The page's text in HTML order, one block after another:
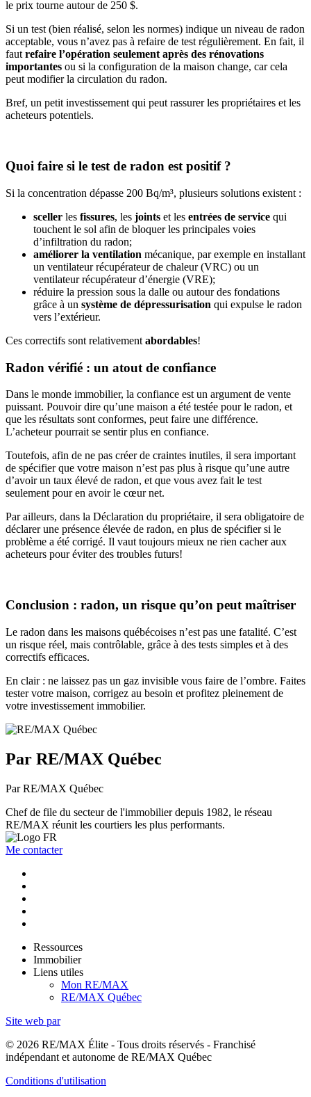
le prix tourne autour de 250 $.
Si un test (bien réalisé, selon les normes) indique un niveau de radon
acceptable, vous n’avez pas à refaire de test régulièrement. En fait, il
faut refaire l’opération seulement après des rénovations
importantes ou si la configuration de la maison change, car cela
peut modifier la circulation du radon.
Bref, un petit investissement qui peut rassurer les propriétaires et les
acheteurs potentiels.
Quoi faire si le test de radon est positif ?
Si la concentration dépasse 200 Bq/m³, plusieurs solutions existent :
sceller les fissures, les joints et les entrées de service qui
touchent le sol afin de bloquer les principales voies
d’infiltration du radon;
améliorer la ventilation mécanique, par exemple en installant
un ventilateur récupérateur de chaleur (VRC) ou un
ventilateur récupérateur d’énergie (VRE);
réduire la pression sous la dalle ou autour des fondations
grâce à un système de dépressurisation qui expulse le radon
vers l’extérieur.
Ces correctifs sont relativement abordables!
Radon vérifié : un atout de confiance
Dans le monde immobilier, la confiance est un argument de vente
puissant. Pouvoir dire qu’une maison a été testée pour le radon, et
que les résultats sont conformes, peut faire une différence.
L’acheteur pourrait se sentir plus en confiance.
Toutefois, afin de ne pas créer de craintes inutiles, il sera important
de spécifier que votre maison n’est pas plus à risque qu’une autre
d’avoir un taux élevé de radon, et que vous avez fait le test
seulement pour en avoir le cœur net.
Par ailleurs, dans la Déclaration du propriétaire, il sera obligatoire de
déclarer une présence élevée de radon, en plus de spécifier si le
problème a été corrigé. Il vaut toujours mieux ne rien cacher aux
acheteurs pour éviter des troubles futurs!
Conclusion : radon, un risque qu’on peut maîtriser
Le radon dans les maisons québécoises n’est pas une fatalité. C’est
un risque réel, mais contrôlable, grâce à des tests simples et à des
correctifs efficaces.
En clair : ne laissez pas un gaz invisible vous faire de l’ombre. Faites
tester votre maison, corrigez au besoin et profitez pleinement de
votre investissement immobilier.
Par RE/MAX Québec
Par RE/MAX Québec
Chef de file du secteur de l'immobilier depuis 1982, le réseau
RE/MAX réunit les courtiers les plus performants.
Me contacter
Ressources
Immobilier
Liens utiles
Mon RE/MAX
RE/MAX Québec
Site web par
© 2026 RE/MAX Élite - Tous droits réservés - Franchisé
indépendant et autonome de RE/MAX Québec
Conditions d'utilisation